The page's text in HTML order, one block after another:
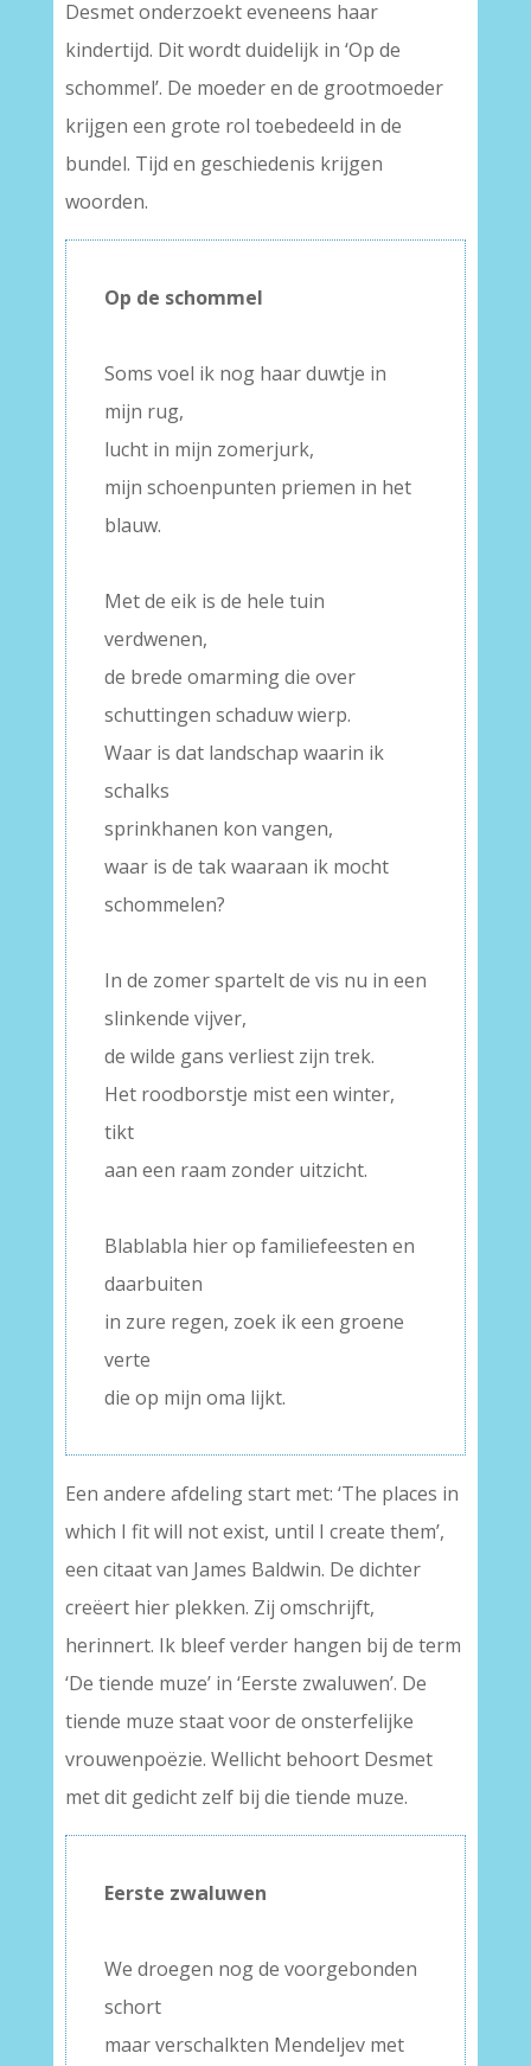
Desmet onderzoekt eveneens haar
kindertijd. Dit wordt duidelijk in ‘Op de
schommel’. De moeder en de grootmoeder
krijgen een grote rol toebedeeld in de
bundel. Tijd en geschiedenis krijgen
woorden.
Op de schommel
Soms voel ik nog haar duwtje in
mijn rug,
lucht in mijn zomerjurk,
mijn schoenpunten priemen in het
blauw.
Met de eik is de hele tuin
verdwenen,
de brede omarming die over
schuttingen schaduw wierp.
Waar is dat landschap waarin ik
schalks
sprinkhanen kon vangen,
waar is de tak waaraan ik mocht
schommelen?
In de zomer spartelt de vis nu in een
slinkende vijver,
de wilde gans verliest zijn trek.
Het roodborstje mist een winter,
tikt
aan een raam zonder uitzicht.
Blablabla hier op familiefeesten en
daarbuiten
in zure regen, zoek ik een groene
verte
die op mijn oma lijkt.
Een andere afdeling start met: ‘The places in
which I fit will not exist, until I create them’,
een citaat van James Baldwin. De dichter
creëert hier plekken. Zij omschrijft,
herinnert. Ik bleef verder hangen bij de term
‘De tiende muze’ in ‘Eerste zwaluwen’. De
tiende muze staat voor de onsterfelijke
vrouwenpoëzie. Wellicht behoort Desmet
met dit gedicht zelf bij die tiende muze.
Eerste zwaluwen
We droegen nog de voorgebonden
schort
maar verschalkten Mendeljev met